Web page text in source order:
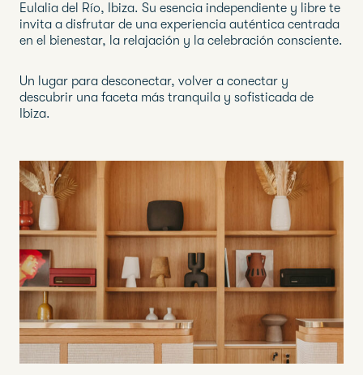
Eulalia del Río, Ibiza. Su esencia independiente y libre te
invita a disfrutar de una experiencia auténtica centrada
en el bienestar, la relajación y la celebración consciente.
Un lugar para desconectar, volver a conectar y
descubrir una faceta más tranquila y sofisticada de
Ibiza.